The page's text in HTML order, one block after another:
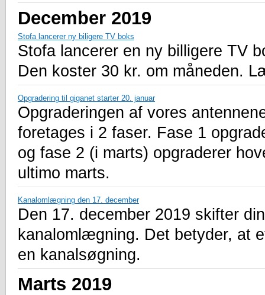
December 2019
Stofa lancerer ny biligere TV boks
Stofa lancerer en ny billigere TV
Den koster 30 kr. om måneden.
Opgradering til giganet starter 20. januar
Opgraderingen af vores
foretages i 2 faser. Fase 1
og fase 2 (i marts) opgraderer
ultimo marts.
Kanalomlægning den 17. december
Den 17. december 2019 skifter
kanalomlægning. Det betyder, at
en kanalsøgning.
Marts 2019